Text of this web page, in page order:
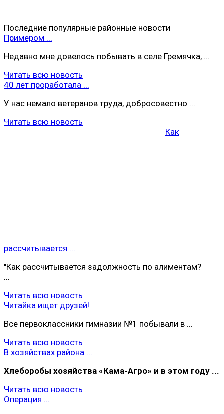
Последние популярные районные новости
Примером ...
Недавно мне довелось побывать в селе Гремячка, ...
Читать всю новость
40 лет проработала ...
У нас немало ветеранов труда, добросовестно ...
Читать всю новость
Как
рассчитывается ...
"Как рассчитывается задолжность по алиментам?
...
Читать всю новость
Читайка ищет друзей!
Все первоклассники гимназии №1 побывали в ...
Читать всю новость
В хозяйствах района ...
Хлеборобы хoзяйства «Кама-Агро» и в этом году ...
Читать всю новость
Операция ...